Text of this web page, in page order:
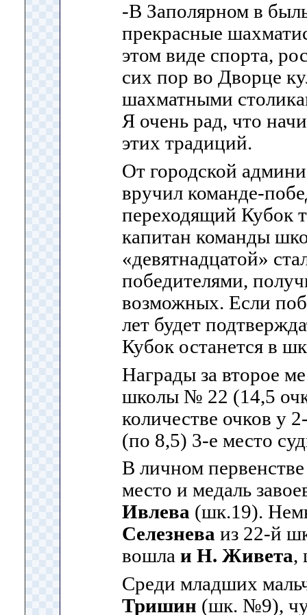
-В Заполярном в
прекрасные
этом виде спорта,
сих пор во Дворце
шахматными
Я очень рад, что
этих традиций.
От городской
вручил команде-
переходящий Кубок
капитан команды
«девятнадцатой»
победителями,
возможных. Если
лет будет
Кубок останется в
Награды за второе
школы № 22 (14,5
количестве очков у
(по 8,5) 3-е место
В личном
место и медаль
Ивлева (шк.19).
Селезнева из 22-й
вошла и Н. Живета,
Среди младших
Тришин (шк. №9),